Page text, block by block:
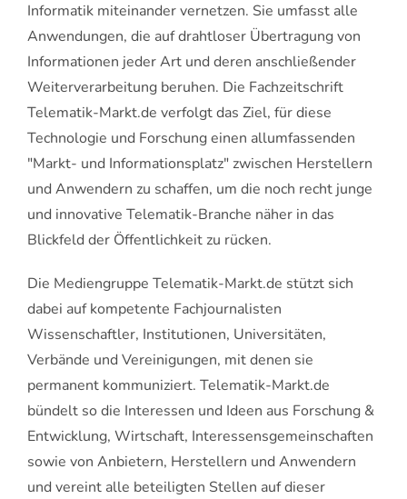
Informatik miteinander vernetzen. Sie umfasst alle
Anwendungen, die auf drahtloser Übertragung von
Informationen jeder Art und deren anschließender
Weiterverarbeitung beruhen. Die Fachzeitschrift
Telematik-Markt.de verfolgt das Ziel, für diese
Technologie und Forschung einen allumfassenden
"Markt- und Informationsplatz" zwischen Herstellern
und Anwendern zu schaffen, um die noch recht junge
und innovative Telematik-Branche näher in das
Blickfeld der Öffentlichkeit zu rücken.
Die Mediengruppe Telematik-Markt.de stützt sich
dabei auf kompetente Fachjournalisten
Wissenschaftler, Institutionen, Universitäten,
Verbände und Vereinigungen, mit denen sie
permanent kommuniziert. Telematik-Markt.de
bündelt so die Interessen und Ideen aus Forschung &
Entwicklung, Wirtschaft, Interessensgemeinschaften
sowie von Anbietern, Herstellern und Anwendern
und vereint alle beteiligten Stellen auf dieser